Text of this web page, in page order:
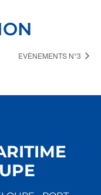
EVÈNEMENTS N°3